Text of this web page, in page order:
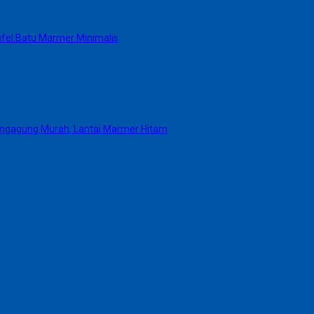
Batu Marmer Minimalis
Murah, Lantai Marmer Hitam